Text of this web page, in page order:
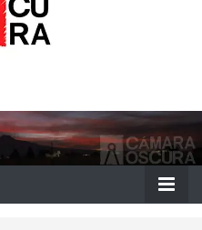
Cámara
Oscura